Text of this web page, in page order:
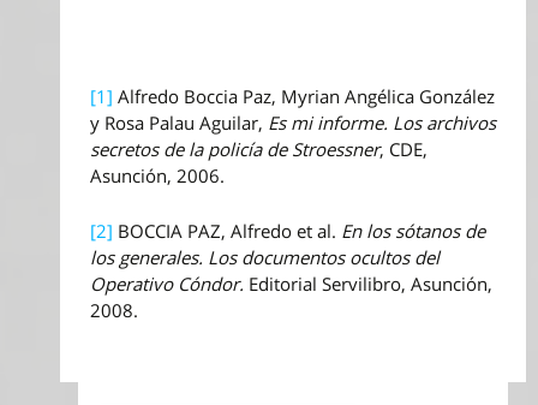
[1] Alfredo Boccia Paz, Myrian Angélica González
y Rosa Palau Aguilar, Es mi informe. Los archivos
secretos de la policía de Stroessner, CDE,
Asunción, 2006.
[2] BOCCIA PAZ, Alfredo et al. En los sótanos de
los generales. Los documentos ocultos del
Operativo Cóndor. Editorial Servilibro, Asunción,
2008.